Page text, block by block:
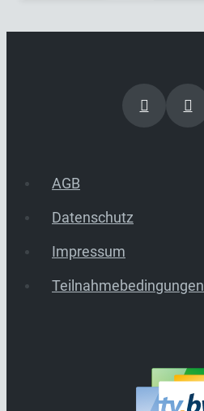
AGB
Datenschutz
Impressum
Teilnahmebedingungen